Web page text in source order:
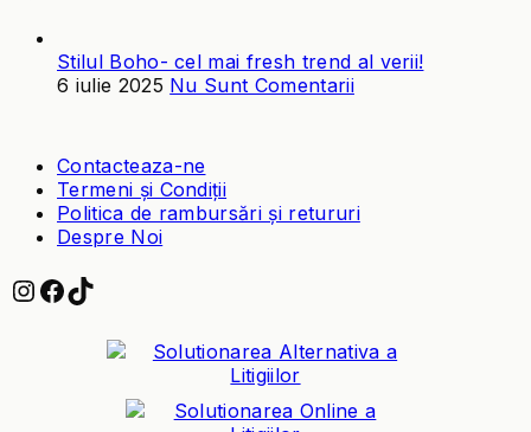
Stilul Boho- cel mai fresh trend al verii!
6 iulie 2025 Nu Sunt Comentarii
Contacteaza-ne
Termeni și Condiții
Politica de rambursări și retururi
Despre Noi
Instagram
Facebook
TikTok